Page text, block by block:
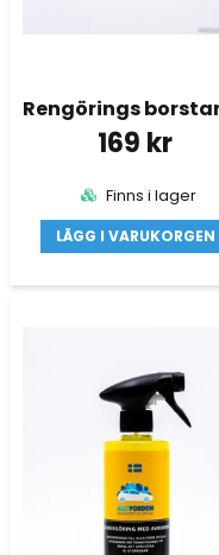
169 kr
Finns i lager
LÄGG I VARUKORGEN